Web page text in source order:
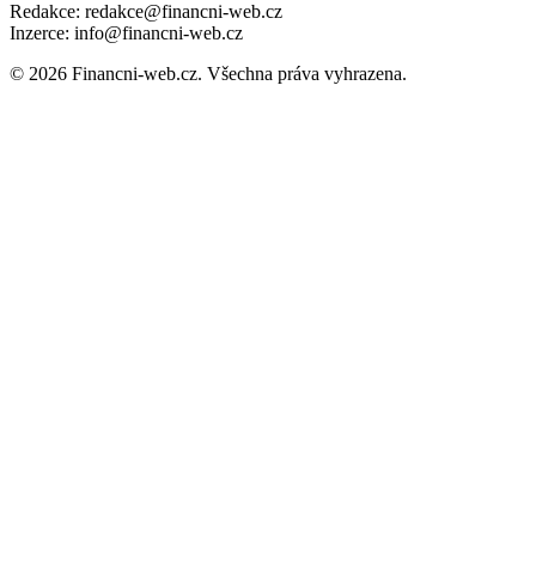
Redakce: redakce@financni-web.cz
Inzerce: info@financni-web.cz
© 2026 Financni-web.cz. Všechna práva vyhrazena.